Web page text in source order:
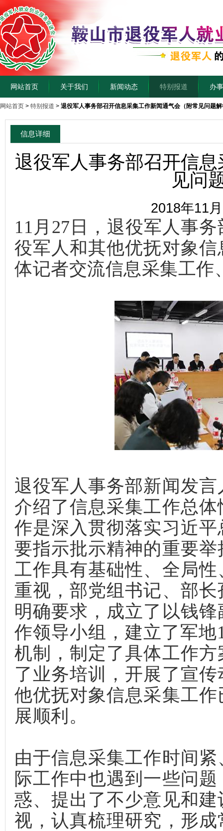
网站首页 关于我们 新闻动态 特别报道 办
网站首页 > 特别报道 > 退役军人事务部召开信息采集工作新闻通气会（附常见问题
信息详细
退役军人事务部召开信
见问
2018年11
11 月 27 日，退役军人事
役军人和其他优抚对象
体记者交流信息采集工作
退役军人事务部新闻发
介绍了信息采集工作总
作是深入贯彻落实习近
要指示批示精神的重要
工作具有基础性、全局
重视，部党组书记、部
明确要求，成立了以钱
作领导小组，建立了军地
机制，制定了具体工作
了业务培训，开展了宣
他优抚对象信息采集工
展顺利。
由于信息采集工作时间
际工作中也遇到一些问
惑、提出了不少意见和
视，认真梳理研究，形